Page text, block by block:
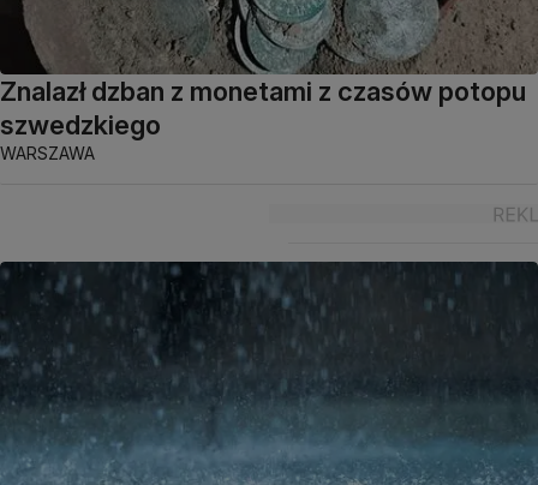
Znalazł dzban z monetami z czasów potopu
szwedzkiego
WARSZAWA